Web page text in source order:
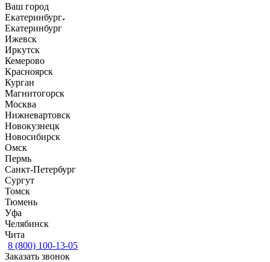
Ваш город
Екатеринбург
Екатеринбург
Ижевск
Иркутск
Кемерово
Красноярск
Курган
Магнитогорск
Москва
Нижневартовск
Новокузнецк
Новосибирск
Омск
Пермь
Санкт-Петербург
Сургут
Томск
Тюмень
Уфа
Челябинск
Чита
8 (800) 100-13-05
Заказать звонок